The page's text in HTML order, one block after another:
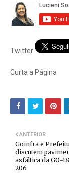
Twitter
Curta a Página
ANTERIOR
Goinfra e
discutem
asfáltica da GO-
206